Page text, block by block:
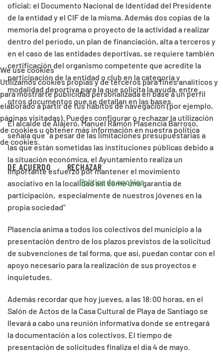
oficial; el Documento Nacional de Identidad del Presidente
de la entidad y el CIF de la misma. Además dos copias de la
memoria del programa o proyecto de la actividad a realizar
dentro del período, un plan de financiación, alta a terceros y
en el caso de las entidades deportivas, se requiere también
certificación del organismo competente que acredite la
participación de la entidad o club en la categoría y
modalidad deportiva para la que solicita la ayuda, entre
otros documentos que se detallan en las bases.
El alcalde de Alajeró, Manuel Ramón Plasencia Barroso,
señala que “a pesar de las limitaciones presupuestarias a
las que están sometidas las instituciones públicas debido a
la situación económica, el Ayuntamiento realiza un
importante esfuerzo por mantener el movimiento
asociativo en la localidad así como una garantía de
participación, especialmente de nuestros jóvenes en la
propia sociedad”
Plasencia anima a todos los colectivos del municipio a la
presentación dentro de los plazos previstos de la solicitud
de subvenciones de tal forma, que así, puedan contar con el
apoyo necesario para la realización de sus proyectos e
inquietudes.
Además recordar que hoy jueves, a las 18:00 horas, en el
Salón de Actos de la Casa Cultural de Playa de Santiago se
llevará a cabo una reunión informativa donde se entregará
la documentación a los colectivos. El tiempo de
presentación de solicitudes finaliza el día 4 de mayo.
We use cookies
Utilizamos cookies propias y de terceros para fines analíticos y
para mostrarte publicidad personalizada en base a un perfil
elaborado a partir de tus hábitos de navegación (por ejemplo,
páginas visitadas). Puedes configurar o rechazar la utilización
de cookies u obtener más información en nuestra política
de cookies.
DE ACUERDO RECHAZAR
Política de cookies